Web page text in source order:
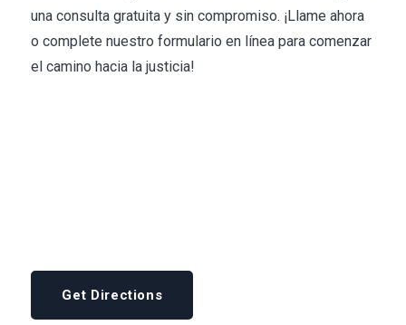
una consulta gratuita y sin compromiso. ¡Llame ahora
o complete nuestro formulario en línea para comenzar
el camino hacia la justicia!
Get Directions